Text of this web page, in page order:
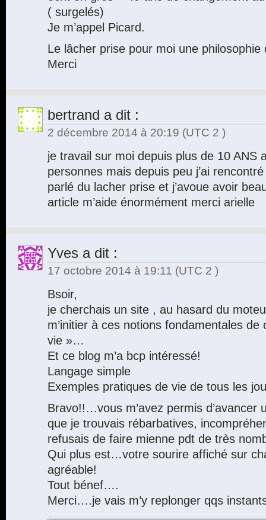
( surgelés)
Je m’appel Picard.
Le lâcher prise pour moi une philosophie
Merci
bertrand a dit :
2 décembre 2014 à 20:19 (UTC 2 )
je travail sur moi depuis plus de 10 ANS
personnes mais depuis peu j’ai
parlé du lacher prise et j’avoue avoir
article m’aide énormément merci arielle
Yves a dit :
17 octobre 2014 à 19:11 (UTC 2 )
Bsoir,
je cherchais un site , au hasard du
m’initier à ces notions fondamentales de
vie »…
Et ce blog m’a bcp intéressé!
Langage simple
Exemples pratiques de vie de tous les
Bravo!!…vous m’avez permis d’avancer
que je trouvais rébarbatives,
refusais de faire mienne pdt de très
Qui plus est…votre sourire affiché sur
agréable!
Tout bénef….
Merci….je vais m’y replonger qqs